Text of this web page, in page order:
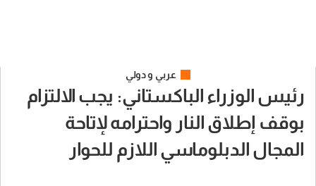
عربي و دولي
رئيس الوزراء الباكستاني: يجب الالتزام
بوقف إطلاق النار واحترامه لإتاحة
المجال الدبلوماسي اللازم للحوار